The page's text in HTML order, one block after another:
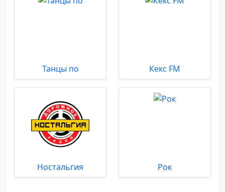
Танцы по Кекс FM
Ностальгия Рок